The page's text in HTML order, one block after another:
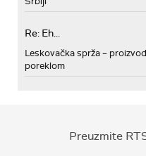
Re: Eh...
Leskovačka sprža –
poreklom
Preuzmite